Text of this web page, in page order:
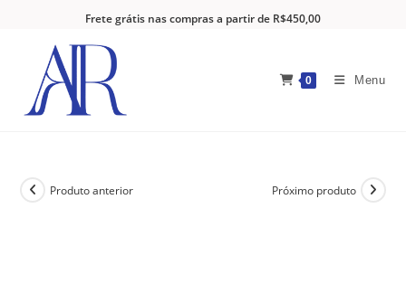
Frete grátis nas compras a partir de R$450,00
0 Menu
Produto anterior Próximo produto